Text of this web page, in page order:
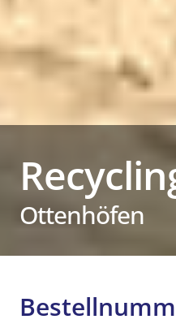
Ottenhöfen